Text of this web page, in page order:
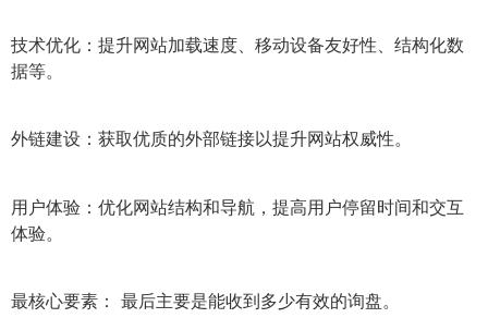
技术优化：提升网站加载速度、移动设备友好性、结构化数
据等。
外链建设：获取优质的外部链接以提升网站权威性。
用户体验：优化网站结构和导航，提高用户停留时间和交互
体验。
最核心要素： 最后主要是能收到多少有效的询盘。